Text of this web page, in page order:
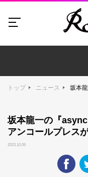
トップ ニュース 坂本龍一
坂本龍一の『
アンコールプレス
2023.10.06